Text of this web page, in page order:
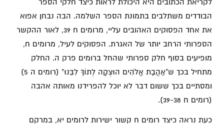
לקריאת הכתובים היא היכולת לראות כיצד חלקי הספר
הבודדים משתלבים בתמונת הספר השלמה. הבה נבחן אפוא
את אחד הפסוקים האהובים עליי, מרומים ח 39, לאור ההקשר
הספרותי הרחב יותר של האגרת. הפסוקים לעיל, מרומים ח,
מופיעים בסוף חלק ספרותי שהחל ברומים פרק ה. החלק
מתחיל בכך ש"אַהֲבַת אֱלֹהִים הוּצְקָה לְתוֹךְ לִבֵּנוּ" (רומים ה 5)
ומסתיים בכך ששום דבר לא יוכל להפרידנו מאותה אהבה
(רומים ח 39-38).
כעת נראה כיצד רומים ח קשור ישירות לרומים יא, במרקם